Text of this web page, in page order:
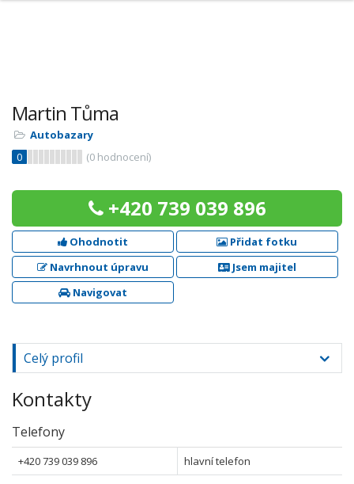
Martin Tůma
Autobazary
0
(0 hodnocení)
+420 739 039 896
Ohodnotit
Přidat fotku
Navrhnout úpravu
Jsem majitel
Navigovat
Celý profil
Kontakty
Telefony
+420 739 039 896 hlavní telefon